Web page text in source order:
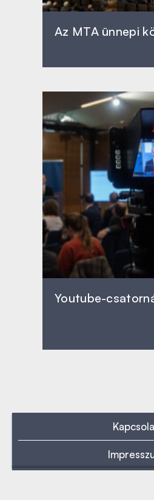
Az MTA ünnepi
Youtube-